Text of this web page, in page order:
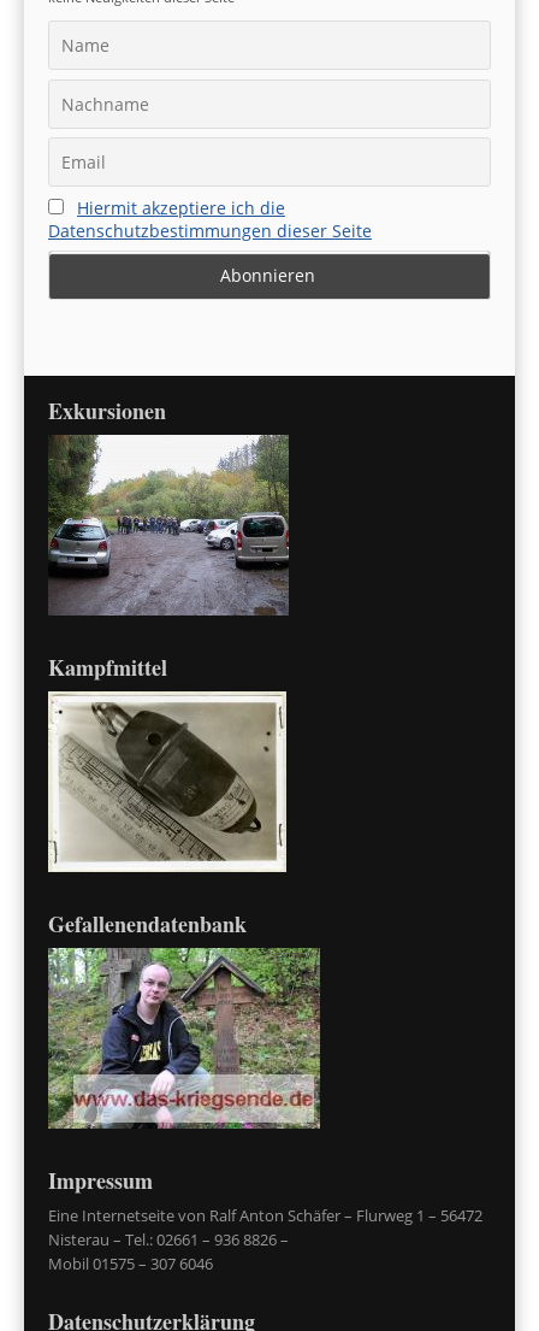
Hiermit akzeptiere ich die
Datenschutzbestimmungen dieser Seite
Exkursionen
Kampfmittel
Gefallenendatenbank
Impressum
Eine Internetseite von Ralf Anton Schäfer – Flurweg 1 – 56472
Nisterau – Tel.: 02661 – 936 8826 –
Mobil 01575 – 307 6046
Datenschutzerklärung